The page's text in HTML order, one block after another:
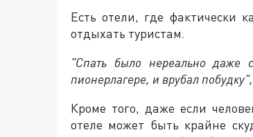
Есть отели, где фактически
отдыхать туристам.
"Спать было нереально
пионерлагере, и врубал
Кроме того, даже если
отеле может быть крайне